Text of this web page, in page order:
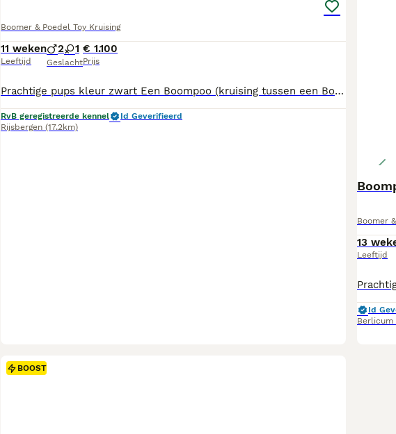
Boomer & Poedel Toy Kruising
11 weken
Leeftijd
2 1
Geslacht
€ 1.100
Prijs
Prachtige pups kleur zwart Een Boompoo (kruising tussen een Boomer en een Poedel) staat bekend als een sociaal, lief, leergierig en aanhankelijk gezelschapshondje. Het is een ideale gezinshond die dol is op aandacht, erg speels is en zich makkelijk aanpast aan de leefomgeving.
RvB geregistreerde kennel
Id Geverifieerd
Rijsbergen (17.2km)
Boomer
13
Leeftijd
Id
Berlicum
BOOST